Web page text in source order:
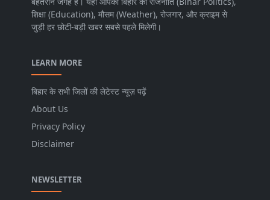
शिक्षा (Education), मौसम (Weather), रोजगार, और क्राइम से
जुड़ी हर छोटी-बड़ी खबर सबसे पहले मिलेगी।
LEARN MORE
बिहार के सभी जिलों की लेटेस्ट न्यूज़ पढ़ें
About Us
Privacy Policy
Disclaimer
NEWSLETTER